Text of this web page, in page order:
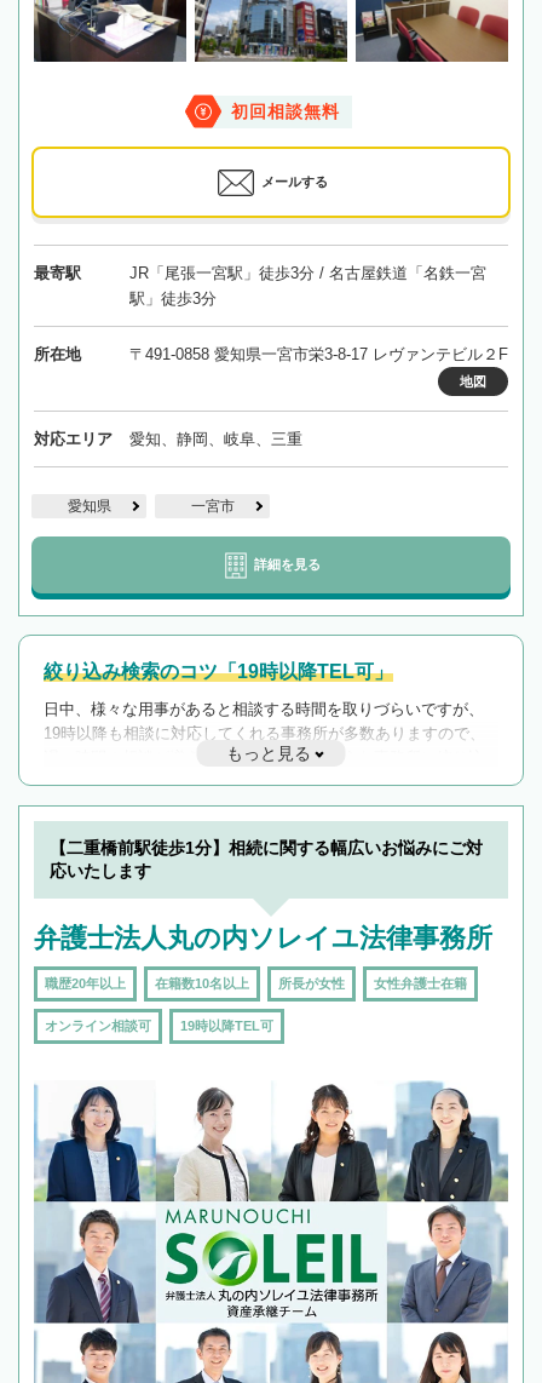
初回相談無料
メールする
最寄駅
JR「尾張一宮駅」徒歩3分 / 名古屋鉄道「名鉄一宮
駅」徒歩3分
所在地 〒491-0858 愛知県一宮市栄3-8-17 レヴァンテビル２F
地図
対応エリア 愛知、静岡、岐阜、三重
愛知県 一宮市
詳細を見る
絞り込み検索のコツ「19時以降TEL可」
日中、様々な用事があると相談する時間を取りづらいですが、
19時以降も相談に対応してくれる事務所が多数ありますので、
遅い時間の相談が増えそうな場合はそのような事務所に絞り込
んで検索してみましょう。
19時以降TEL可の条件
を加えて再検索
もっと見る
【二重橋前駅徒歩1分】相続に関する幅広いお悩みにご対
応いたします
弁護士法人丸の内ソレイユ法律事務所
職歴20年以上 在籍数10名以上 所長が女性 女性弁護士在籍
オンライン相談可 19時以降TEL可